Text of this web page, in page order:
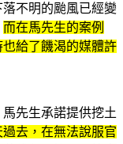
不明的颱風已經變
而在馬先生的案例
給了饑渴的媒體許
先生承諾提供挖土
過去，在無法說服官